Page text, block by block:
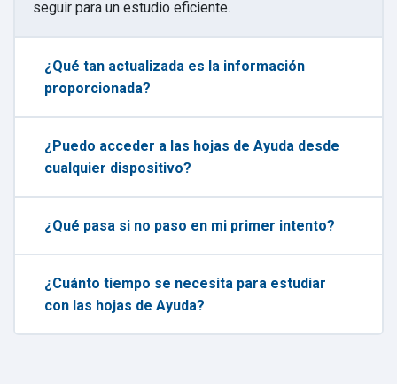
seguir para un estudio eficiente.
¿Qué tan actualizada es la información
proporcionada?
¿Puedo acceder a las hojas de Ayuda desde
cualquier dispositivo?
¿Qué pasa si no paso en mi primer intento?
¿Cuánto tiempo se necesita para estudiar
con las hojas de Ayuda?